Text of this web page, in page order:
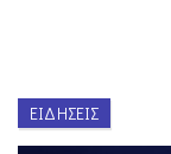
ΕΙΔΉΣΕΙΣ